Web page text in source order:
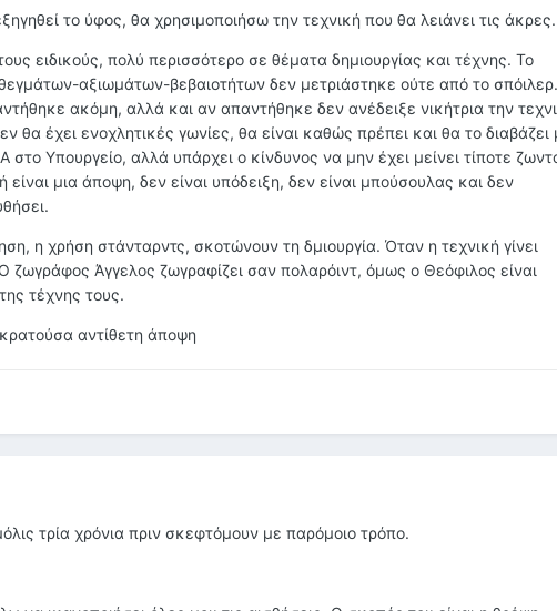
το ύφος, θα χρησιμοποιήσω την τεχνική που θα λειάνει τις άκρες.
ειδικούς, πολύ περισσότερο σε θέματα δημιουργίας και τέχνης. Το
αξιωμάτων-βεβαιοτήτων δεν μετριάστηκε ούτε από το
ακόμη, αλλά και αν απαντήθηκε δεν ανέδειξε νικήτρια την
θα έχει ενοχλητικές γωνίες, θα είναι καθώς πρέπει και θα το διαβάζει
Υπουργείο, αλλά υπάρχει ο κίνδυνος να μην έχει μείνει τίποτε
μια άποψη, δεν είναι υπόδειξη, δεν είναι μπούσουλας και δεν
η χρήση στάνταρντς, σκοτώνουν τη δμιουργία. Όταν η τεχνική γίνει
Άγγελος ζωγραφίζει σαν πολαρόιντ, όμως ο Θεόφιλος είναι
τέχνης τους.
αντίθετη άποψη
τρία χρόνια πριν σκεφτόμουν με παρόμοιο τρόπο.